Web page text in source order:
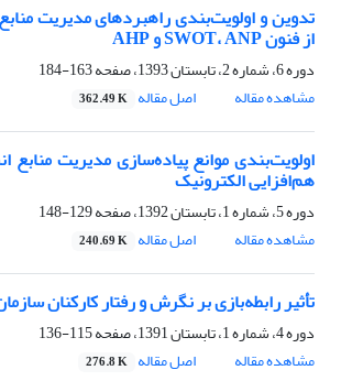
تدوین و اولویت‌بندی راهبرد‌های مدیریت
از فنون SWOT، ANP و AHP
دوره 6، شماره 2، تابستان 1393، صفحه
163-184
مشاهده مقاله
اصل مقاله 362.49 K
اولویت‌بندی موانع پیاده‌سازی مدیریت منابع
هم‌افزایی الکترونیک
دوره 5، شماره 1، تابستان 1392، صفحه
129-148
مشاهده مقاله
اصل مقاله 240.69 K
تأثیر رابطه‌‌بازی بر نگرش و رفتار کارکنان
دوره 4، شماره 1، تابستان 1391، صفحه
115-136
مشاهده مقاله
اصل مقاله 276.8 K